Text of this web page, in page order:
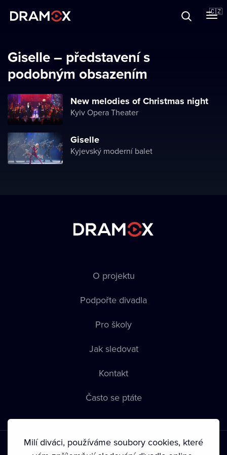
🇨🇿
Registrujte se
Giselle – představení s
podobným obsazením
New melodies of Christmas night
Kyiv Opera Theater
Giselle
Kyjevský moderní balet
O projektu
Podpořte divadla
Pro školy
Jak sledovat
Kontakt
Často se ptáte
Milí diváci, používáme soubory cookies, které